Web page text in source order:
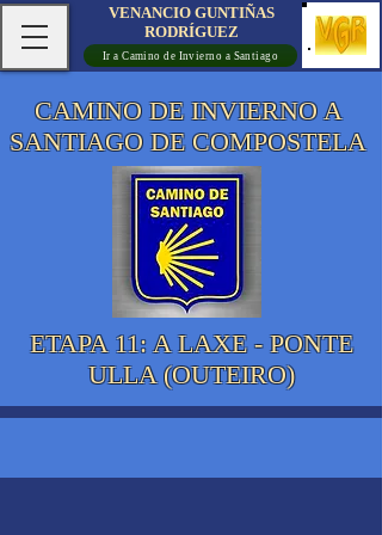
VENANCIO GUNTIÑAS
RODRÍGUEZ
Ir a Camino de Invierno a Santiago
CAMINO DE INVIERNO A
SANTIAGO DE COMPOSTELA
ETAPA 11: A LAXE - PONTE
ULLA (OUTEIRO)